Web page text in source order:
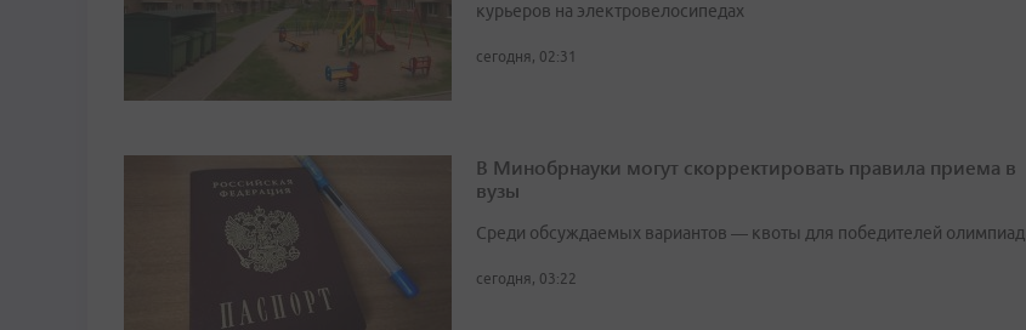
курьеров на электровелосипедах
сегодня, 02:31
В Минобрнауки могут скорректировать правила приема в
вузы
Среди обсуждаемых вариантов — квоты для победителей олимпиад
сегодня, 03:22